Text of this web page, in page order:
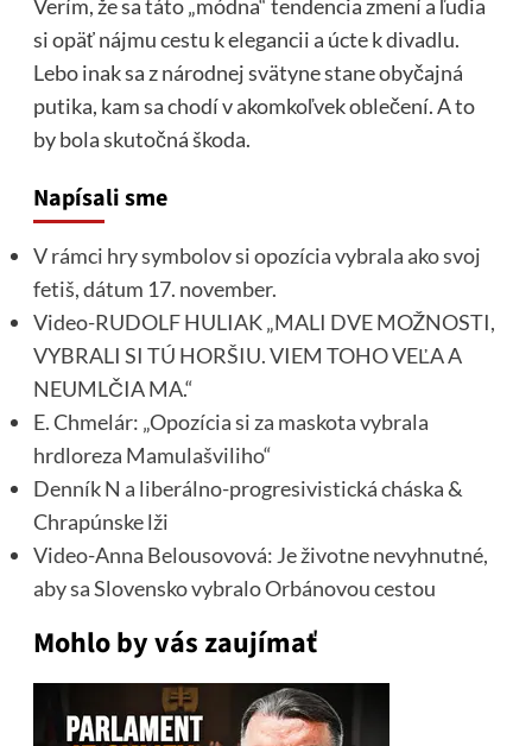
Verím, že sa táto „módna“ tendencia zmení a ľudia
si opäť nájmu cestu k elegancii a úcte k divadlu.
Lebo inak sa z národnej svätyne stane obyčajná
putika, kam sa chodí v akomkoľvek oblečení. A to
by bola skutočná škoda.
Napísali sme
V rámci hry symbolov si opozícia vybrala ako svoj
fetiš, dátum 17. november.
Video-RUDOLF HULIAK „MALI DVE MOŽNOSTI,
VYBRALI SI TÚ HORŠIU. VIEM TOHO VEĽA A
NEUMLČIA MA.“
E. Chmelár: „Opozícia si za maskota vybrala
hrdloreza Mamulašviliho“
Denník N a liberálno-progresivistická cháska &
Chrapúnske lži
Video-Anna Belousovová: Je životne nevyhnutné,
aby sa Slovensko vybralo Orbánovou cestou
Mohlo by vás zaujímať